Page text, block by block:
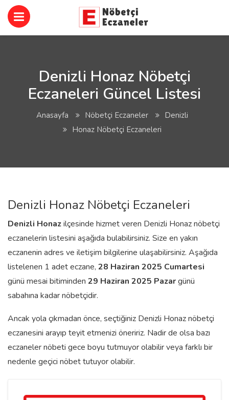
Denizli Honaz Nöbetçi
Eczaneleri Güncel Listesi
Anasayfa Nöbetçi Eczaneler
Denizli
Honaz Nöbetçi Eczaneleri
Denizli Honaz Nöbetçi Eczaneleri
Denizli Honazilçesinde hizmet veren Denizli Honaz nöbetçi
eczanelerin listesini aşağıda bulabilirsiniz. Size en yakın
eczanenin adres ve iletişim bilgilerine ulaşabilirsiniz. Aşağıda
listelenen 1 adet eczane, 28 Haziran 2025 Cumartesi
günü mesai bitiminden 29 Haziran 2025 Pazargünü
sabahına kadar nöbetçidir.
Ancak yola çıkmadan önce, seçtiğiniz Denizli Honaz nöbetçi
eczanesini arayıp teyit etmenizi öneririz. Nadir de olsa bazı
eczaneler nöbeti gece boyu tutmuyor olabilir veya farklı bir
nedenle geçici nöbet tutuyor olabilir.